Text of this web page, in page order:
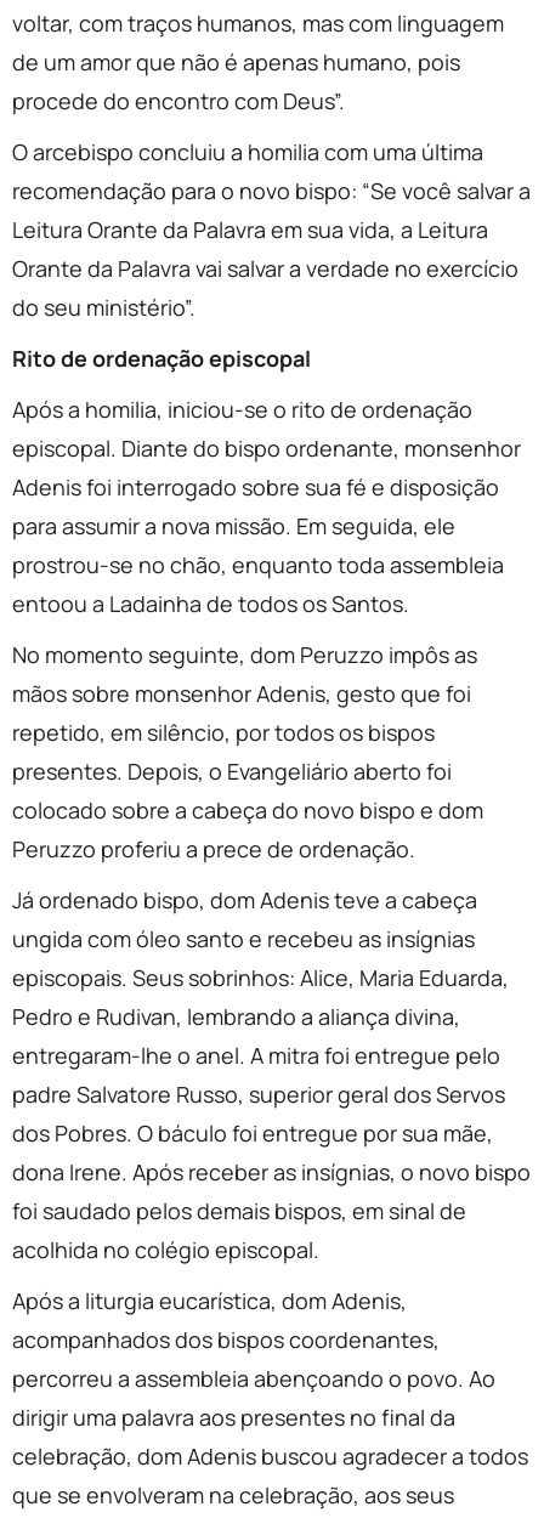
voltar, com traços humanos, mas com linguagem
de um amor que não é apenas humano, pois
procede do encontro com Deus”.
O arcebispo concluiu a homilia com uma última
recomendação para o novo bispo: “Se você salvar a
Leitura Orante da Palavra em sua vida, a Leitura
Orante da Palavra vai salvar a verdade no exercício
do seu ministério”.
Rito de ordenação episcopal
Após a homilia, iniciou-se o rito de ordenação
episcopal. Diante do bispo ordenante, monsenhor
Adenis foi interrogado sobre sua fé e disposição
para assumir a nova missão. Em seguida, ele
prostrou-se no chão, enquanto toda assembleia
entoou a Ladainha de todos os Santos.
No momento seguinte, dom Peruzzo impôs as
mãos sobre monsenhor Adenis, gesto que foi
repetido, em silêncio, por todos os bispos
presentes. Depois, o Evangeliário aberto foi
colocado sobre a cabeça do novo bispo e dom
Peruzzo proferiu a prece de ordenação.
Já ordenado bispo, dom Adenis teve a cabeça
ungida com óleo santo e recebeu as insígnias
episcopais. Seus sobrinhos: Alice, Maria Eduarda,
Pedro e Rudivan, lembrando a aliança divina,
entregaram-lhe o anel. A mitra foi entregue pelo
padre Salvatore Russo, superior geral dos Servos
dos Pobres. O báculo foi entregue por sua mãe,
dona Irene. Após receber as insígnias, o novo bispo
foi saudado pelos demais bispos, em sinal de
acolhida no colégio episcopal.
Após a liturgia eucarística, dom Adenis,
acompanhados dos bispos coordenantes,
percorreu a assembleia abençoando o povo. Ao
dirigir uma palavra aos presentes no final da
celebração, dom Adenis buscou agradecer a todos
que se envolveram na celebração, aos seus